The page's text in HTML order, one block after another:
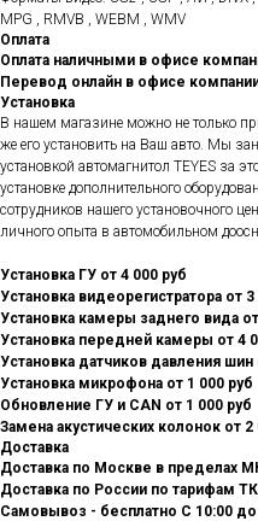
MPG , RMVB , WEBM , WMV
Оплата
Оплата наличными в офисе
Перевод онлайн в офисе
Установка
В нашем магазине можно не только
же его установить на Ваш авто. Мы
установкой автомагнитол TEYES за
установке дополнительного
сотрудников нашего установочного
личного опыта в автомобильном
Установка ГУ от 4 000 руб
Установка видеорегистратора от 3
Установка камеры заднего вида
Установка передней камеры от 4
Установка датчиков давления шин
Установка микрофона от 1 000 руб
Обновление ГУ и CAN от 1 000 руб
Замена акустических колонок от 2
Доставка
Доставка по Москве в пределах
Доставка по России по тарифам
Самовывоз - бесплатно С 10:00 до